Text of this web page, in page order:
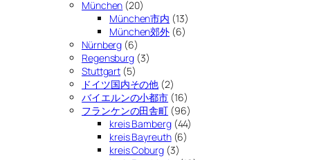
München (20)
München市内 (13)
München郊外 (6)
Nürnberg (6)
Regensburg (3)
Stuttgart (5)
ドイツ国内その他 (2)
バイエルンの小都市 (16)
フランケンの田舎町 (96)
kreis Bamberg(44)
kreis Bayreuth(6)
kreis Coburg(3)